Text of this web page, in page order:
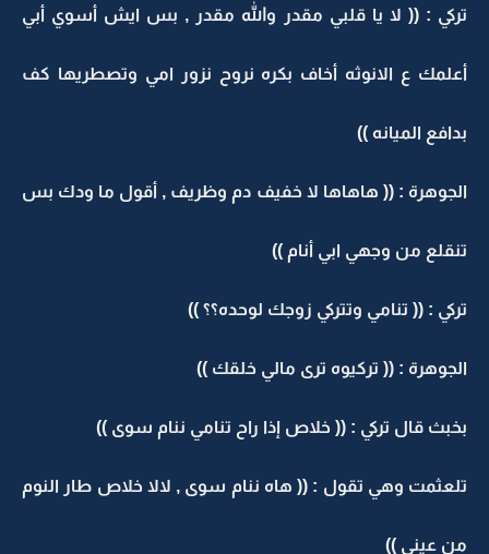
تركي : (( لا يا قلبي مقدر والله مقدر , بس ايش أسوي أبي
أعلمك ع الانوثه أخاف بكره نروح نزور امي وتصطريها كف
بدافع الميانه ))
الجوهرة : (( هاهاها لا خفيف دم وظريف , أقول ما ودك بس
تنقلع من وجهي ابي أنام ))
تركي : (( تنامي وتتركي زوجك لوحده؟؟ ))
الجوهرة : (( تركيوه ترى مالي خلقك ))
بخبث قال تركي : (( خلاص إذا راح تنامي ننام سوى ))
تلعثمت وهي تقول : (( هاه ننام سوى , لالا خلاص طار النوم
من عيني ))